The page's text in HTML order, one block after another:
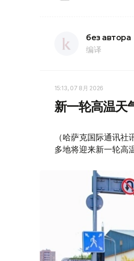
без автора
编译
15:13, 07 8月 2026
新一轮高温天
（哈萨克国际通讯
多地将迎来新一轮高